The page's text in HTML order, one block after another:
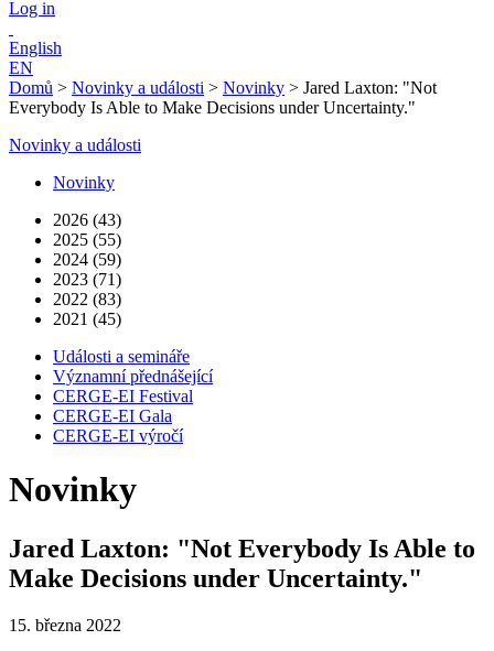
Log in
English
EN
Domů > Novinky a události > Novinky > Jared Laxton: "Not
Everybody Is Able to Make Decisions under Uncertainty."
Novinky a události
Novinky
2026 (43)
2025 (55)
2024 (59)
2023 (71)
2022 (83)
2021 (45)
Události a semináře
Významní přednášející
CERGE-EI Festival
CERGE-EI Gala
CERGE-EI výročí
Novinky
Jared Laxton: "Not Everybody Is Able to
Make Decisions under Uncertainty."
15. března 2022